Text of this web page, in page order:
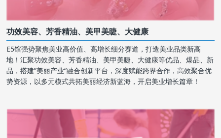
功效美容、芳香精油、美甲美睫、大健康
E5馆强势聚焦美业高价值、高增长细分赛道，打造美业品类新高
地！汇聚功效美容、芳香精油、美甲美睫、大健康等优品、爆品、新
品，搭建”美丽产业“融合创新平台，深度赋能跨界合作，高效聚合优
势资源，以多元模式共拓美丽经济新蓝海，开启美业增长篇章！